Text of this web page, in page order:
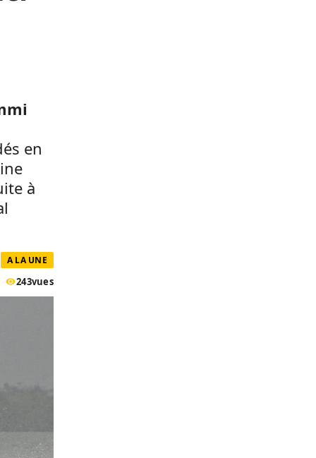
en
à
A LA UNE
243vues